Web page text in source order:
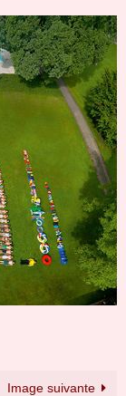
Image suivante